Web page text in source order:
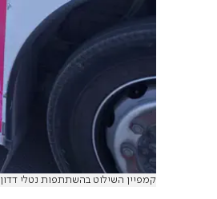
קמפיין השילוט בהשתתפות נטלי דדון